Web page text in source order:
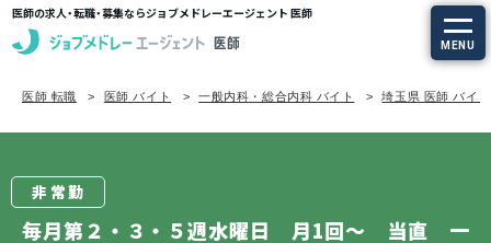
医師の求人・転職・募集ならジョブメドレーエージェント 医師
MENU
求人を探す
定期非常勤の求人
医師 転職 医師 バイト 一般内科・総合内科 バイト 埼玉県 医師 バイト
非常勤
毎月第２・３・５週水曜日 月1回～ 当直 一